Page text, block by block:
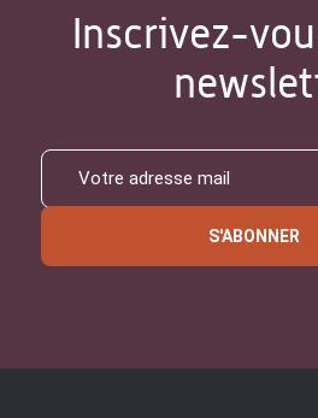
Inscrivez-
S'ABONNER